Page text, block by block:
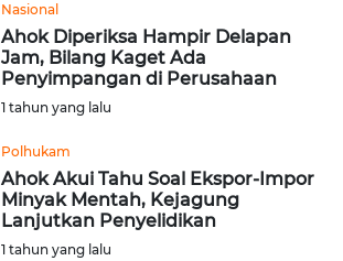
Nasional
Ahok Diperiksa Hampir Delapan
Jam, Bilang Kaget Ada
Penyimpangan di Perusahaan
1 tahun yang lalu
Polhukam
Ahok Akui Tahu Soal Ekspor-Impor
Minyak Mentah, Kejagung
Lanjutkan Penyelidikan
1 tahun yang lalu